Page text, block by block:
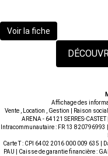
Voir la fiche
Affichage des
Vente , Location , Gestion | Raison
ARENA - 64121 SERRES-
Intracommunautaire : FR 13
Carte T : CPI 6402 2016 000 009 635 |
PAU | Caisse de garantie financière :